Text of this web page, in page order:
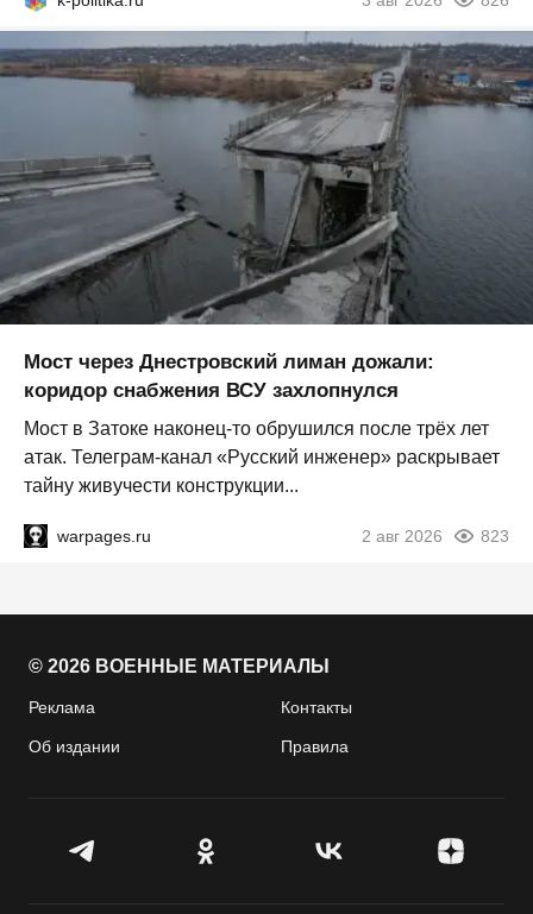
Мост через Днестровский лиман дожали:
коридор снабжения ВСУ захлопнулся
Мост в Затоке наконец-то обрушился после трёх лет
атак. Телеграм-канал «Русский инженер» раскрывает
тайну живучести конструкции...
warpages.ru 2 авг 2026 823
© 2026 ВОЕННЫЕ МАТЕРИАЛЫ
Реклама Контакты
Об издании Правила